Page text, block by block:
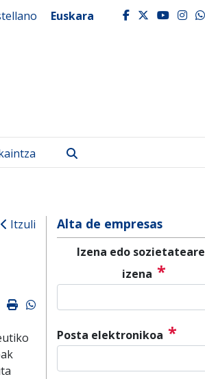
Euskara facebook
twitter
Itzuli
ImprimirWhatsapp
Alta de empresas
Izena edo
izena *
Posta elektronikoa *